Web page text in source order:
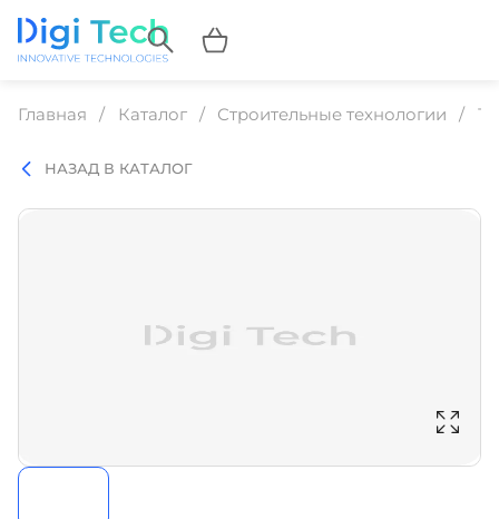
Главная Каталог Строительные технологии
НАЗАД В КАТАЛОГ